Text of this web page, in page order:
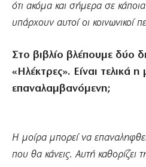
ότι ακόμα και σήμερα σε
υπάρχουν αυτοί οι κοινωνικοί
Στο βιβλίο βλέπουμε δύο
«Ηλέκτρες». Είναι τελικά η
επαναλαμβανόμενη;
Η μοίρα μπορεί να
που θα κάνεις. Αυτή καθορίζει